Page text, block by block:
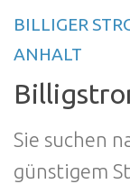
BILLIGER
ANHALT
Sie suchen
günstigem